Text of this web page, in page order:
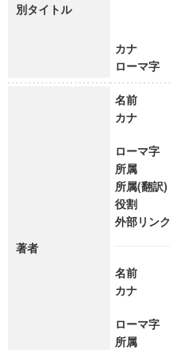
別タイトル
カナ
ローマ字
著者
名前
カナ
ローマ字
所属
所属(翻訳)
役割
外部リンク
名前
カナ
ローマ字
所属